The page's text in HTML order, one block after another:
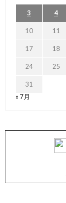
3 4
10 11
17 18
24 25
31
« 7月